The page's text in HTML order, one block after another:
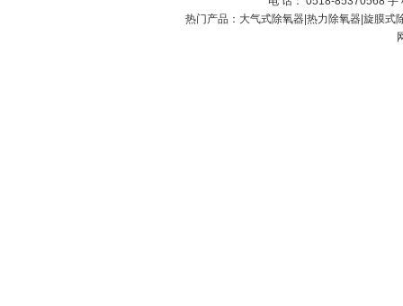
热门产品： 大气式除氧器 热力除氧器 旋膜式